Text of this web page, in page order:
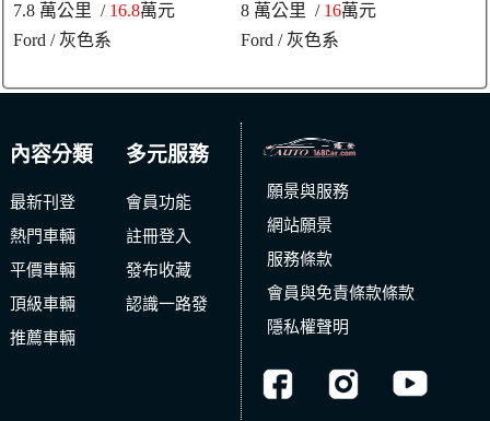
7.8 萬公里 / 16.8萬元
Ford / 灰色系
8 萬公里 / 16萬元
Ford / 灰色系
內容分類
最新刊登
熱門車輛
平價車輛
頂級車輛
推薦車輛
多元服務
會員功能
註冊登入
發布收藏
認識一路發
願景與服務
網站願景
服務條款
會員與免責條款條款
隱私權聲明